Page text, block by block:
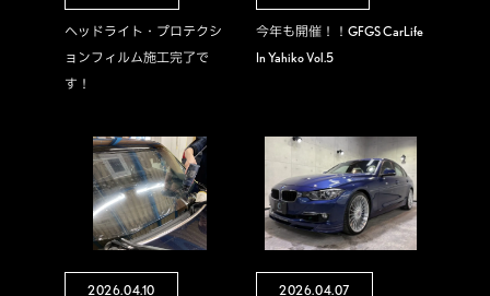
ヘッドライト・プロテクシ
ョンフィルム施工完了で
す！
今年も開催！！GFGS CarLife
In Yahiko Vol.5
2026.04.10 2026.04.07